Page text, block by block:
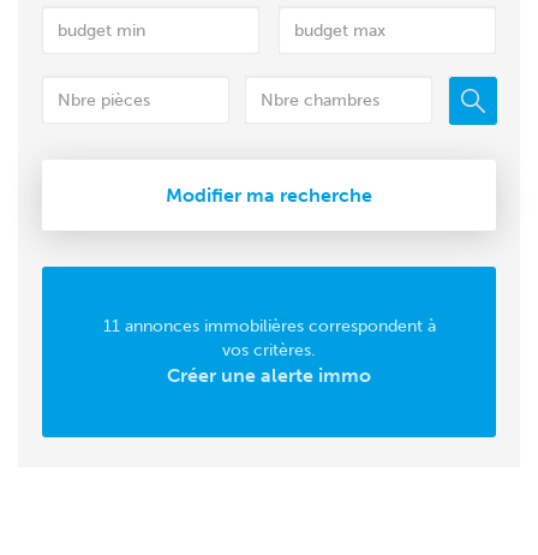
Modifier ma recherche
11 annonces immobilières correspondent à
vos critères.
Créer une alerte immo